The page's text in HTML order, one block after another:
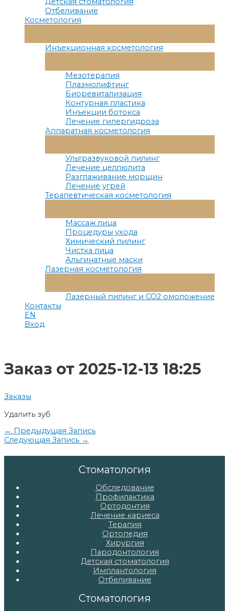
Отбеливание
Косметология
Меню
Инъекционная косметология
Меню
Мезотерапия
Плазмолифтинг
Биоревитализация
Контурная пластика
Инъекции ботокса
Лечение гипергидроза
Аппаратная косметология
Меню
Ультразвуковой пилинг
Лечение целлюлита
Разглаживание морщин
Лечение угрей
Терапевтическая косметология
Меню
Массаж лица
Процедуры ухода
Химический пилинг
Чистка лица
Альгинатные маски
Лазерная косметология
Меню
Лазерный пилинг и СО2 омоложение
Контакты
EN
Вход
Заказ от 2025-12-13 18:25
Заказы
Удалить зуб
Навигация
по
← Предыдущая Запись
Следующая Запись →
Стоматология
Обследование
Профилактика
Ортодонтия
Лечение кариеса
Терапия
Ортопедия
Хирургия
Пародонтология
Детская стоматология
Имплантология
Отбеливание
Стоматология